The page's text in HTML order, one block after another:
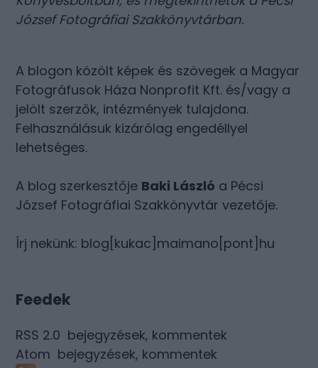
József Fotográfiai Szakkönyvtárban.
A blogon közölt képek és szövegek a Magyar
Fotográfusok Háza Nonprofit Kft. és/vagy a
jelölt szerzők, intézmények tulajdona.
Felhasználásuk kizárólag engedéllyel
lehetséges.
A blog szerkesztője Baki László a Pécsi
József Fotográfiai Szakkönyvtár vezetője.
Írj nekünk: blog[kukac]maimano[pont]hu
Feedek
RSS 2.0 bejegyzések, kommentek
Atom bejegyzések, kommentek